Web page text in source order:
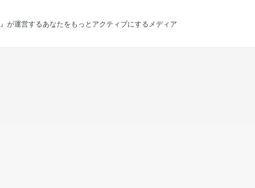
』が運営するあなたをもっとアクティブにするメディア